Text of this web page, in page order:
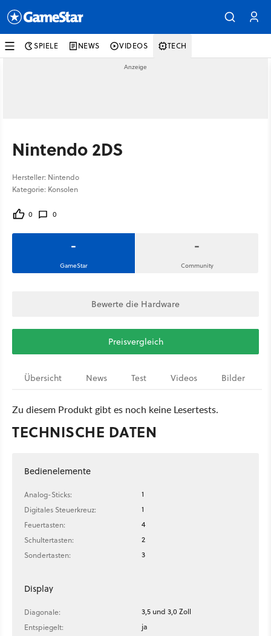
SPIELE NEWS VIDEOS TECH
Nintendo 2DS
Hersteller: Nintendo
Kategorie: Konsolen
0 0
-
GameStar
-
Community
Bewerte die Hardware
Preisvergleich
Übersicht News Test Videos Bilder
Zu diesem Produkt gibt es noch keine Lesertests.
TECHNISCHE DATEN
Bedienelemente
Analog-Sticks:
1
Digitales Steuerkreuz:
1
Feuertasten:
4
Schultertasten:
2
Sondertasten:
3
Display
Diagonale:
3,5 und 3,0 Zoll
Entspiegelt:
ja